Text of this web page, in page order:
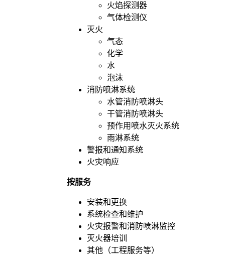
火焰探测器
气体检测仪
灭火
气态
化学
水
泡沫
消防喷淋系统
水管消防喷淋头
干管消防喷淋头
预作用喷水灭火系统
雨淋系统
警报和通知系统
火灾响应
按服务
安装和更换
系统检查和维护
火灾报警和消防喷淋监控
灭火器培训
其他（工程服务等）